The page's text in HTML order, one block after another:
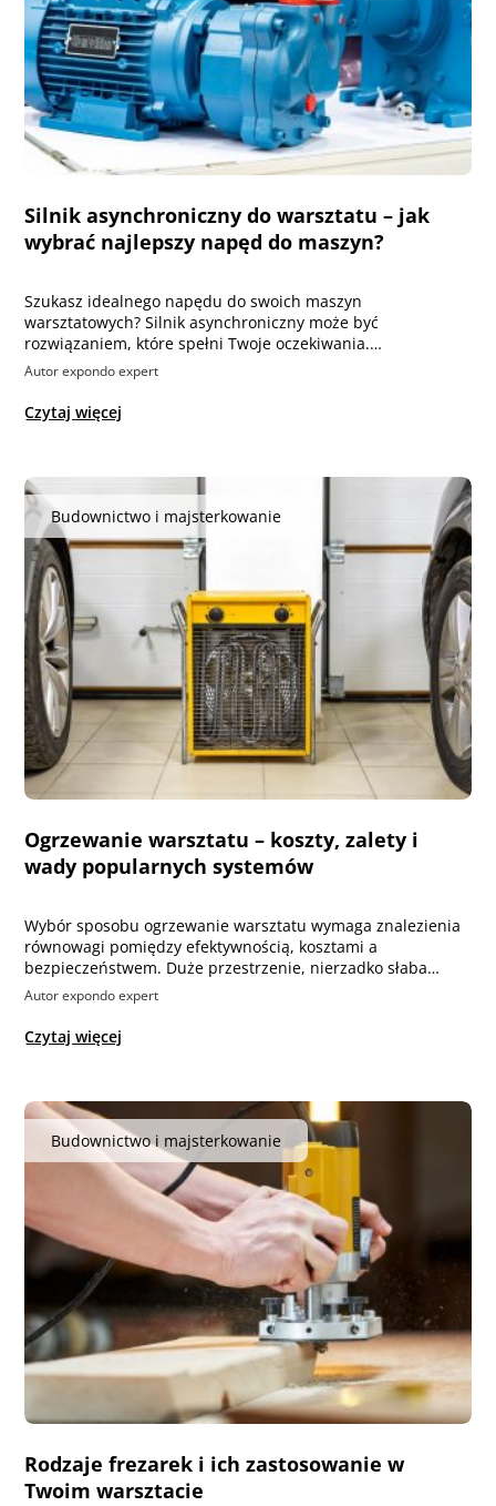
Silnik asynchroniczny do warsztatu – jak
wybrać najlepszy napęd do maszyn?
Szukasz idealnego napędu do swoich maszyn
warsztatowych? Silnik asynchroniczny może być
rozwiązaniem, które spełni Twoje oczekiwania.…
Autor expondo expert
Czytaj więcej
Budownictwo i majsterkowanie
Ogrzewanie warsztatu – koszty, zalety i
wady popularnych systemów
Wybór sposobu ogrzewanie warsztatu wymaga znalezienia
równowagi pomiędzy efektywnością, kosztami a
bezpieczeństwem. Duże przestrzenie, nierzadko słaba…
Autor expondo expert
Czytaj więcej
Budownictwo i majsterkowanie
Rodzaje frezarek i ich zastosowanie w
Twoim warsztacie